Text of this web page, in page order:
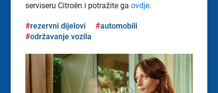
serviseru Citroën i potražite gaovdje.
rezervni dijelovi
automobili
održavanje vozila